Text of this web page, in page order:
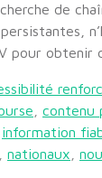
de
pour obtenir
contenu
information
nationaux